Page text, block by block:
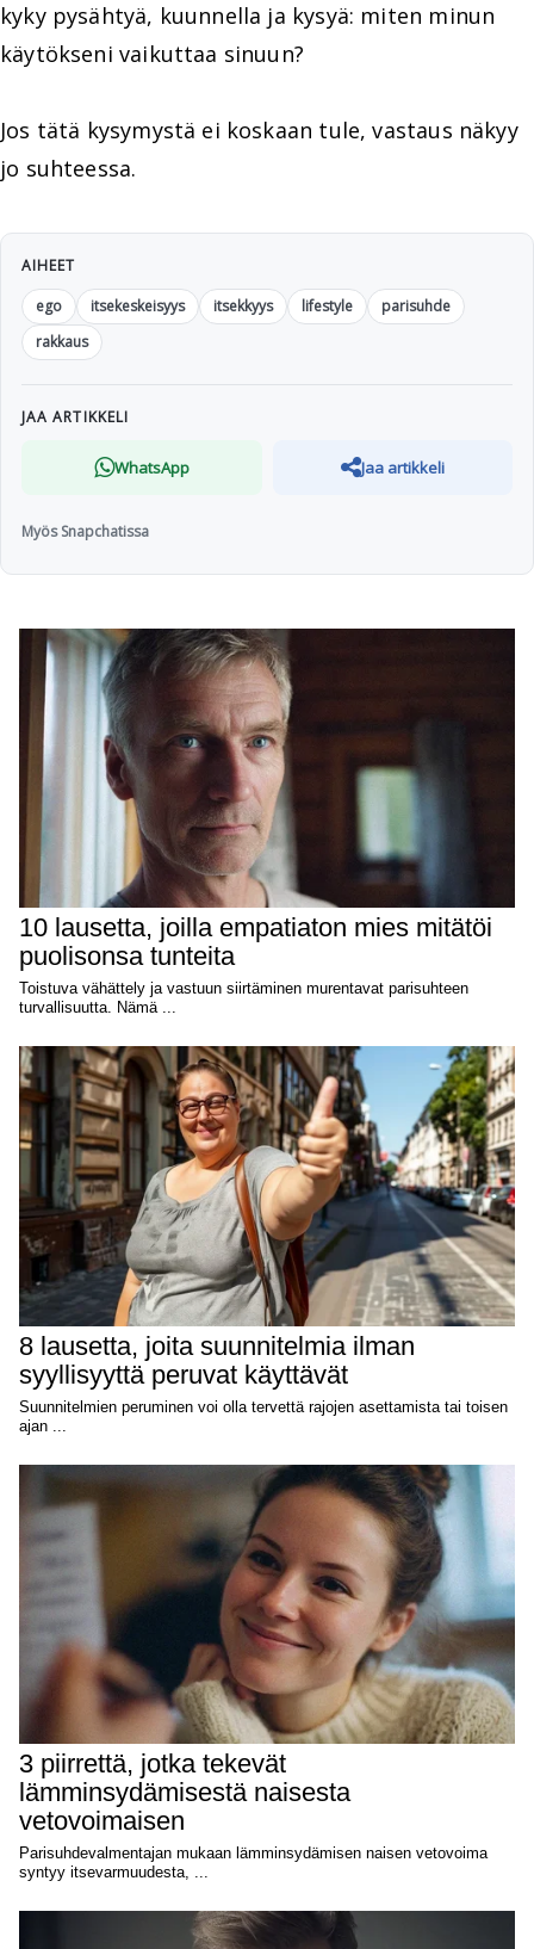
kyky pysähtyä, kuunnella ja kysyä: miten minun
käytökseni vaikuttaa sinuun?
Jos tätä kysymystä ei koskaan tule, vastaus näkyy
jo suhteessa.
AIHEET
ego
itsekeskeisyys itsekkyys lifestyle
parisuhde
rakkaus
JAA ARTIKKELI
WhatsApp Jaa artikkeli
Myös Snapchatissa